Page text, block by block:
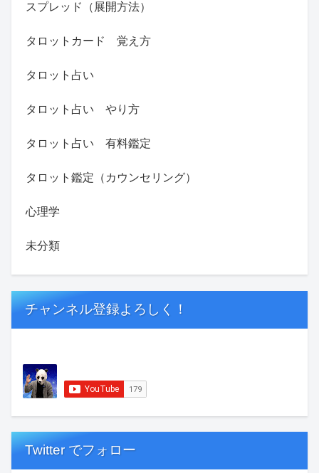
スプレッド（展開方法）
タロットカード 覚え方
タロット占い
タロット占い やり方
タロット占い 有料鑑定
タロット鑑定（カウンセリング）
心理学
未分類
チャンネル登録よろしく！
Twitter でフォロー